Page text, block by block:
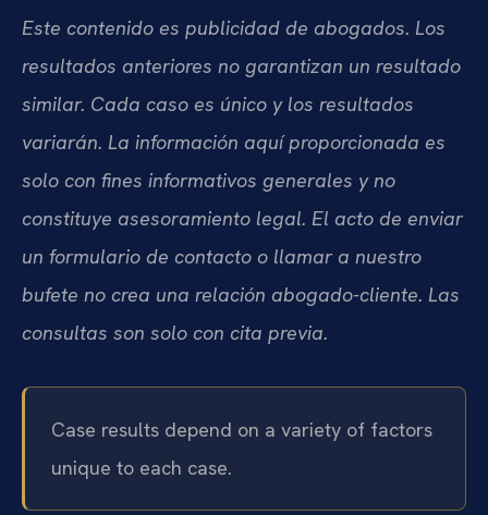
Este contenido es publicidad de abogados. Los
resultados anteriores no garantizan un resultado
similar. Cada caso es único y los resultados
variarán. La información aquí proporcionada es
solo con fines informativos generales y no
constituye asesoramiento legal. El acto de enviar
un formulario de contacto o llamar a nuestro
bufete no crea una relación abogado-cliente. Las
consultas son solo con cita previa.
Case results depend on a variety of factors
unique to each case.